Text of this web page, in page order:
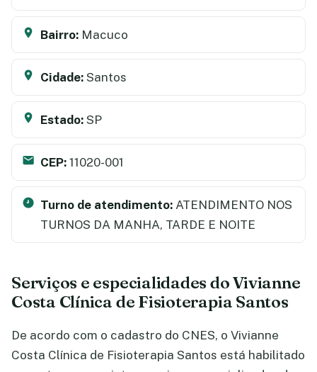
Bairro: Macuco
Cidade: Santos
Estado: SP
CEP: 11020-001
Turno de atendimento: ATENDIMENTO NOS
TURNOS DA MANHA, TARDE E NOITE
Serviços e especialidades do Vivianne
Costa Clínica de Fisioterapia Santos
De acordo com o cadastro do CNES, o Vivianne
Costa Clínica de Fisioterapia Santos está habilitado